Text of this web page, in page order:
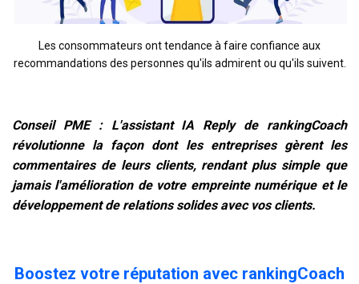
Les consommateurs ont tendance à faire confiance aux
recommandations des personnes qu'ils admirent ou qu'ils suivent.
Conseil PME : L'assistant IA Reply de rankingCoach
révolutionne la façon dont les entreprises gèrent les
commentaires de leurs clients, rendant plus simple que
jamais l'amélioration de votre empreinte numérique et le
développement de relations solides avec vos clients.
Boostez votre réputation avec rankingCoach